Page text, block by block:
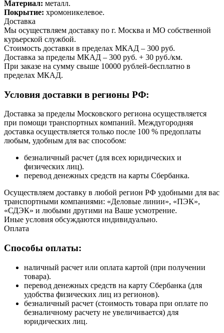
Материал: металл.
Покрытие: хромоникелевое.
Доставка
Мы осуществляем доставку по г. Москва и МО собственной
курьерской службой.
Стоимость доставки в пределах МКАД – 300 руб.
Доставка за пределы МКАД – 300 руб. + 30 руб./км.
При заказе на сумму свыше 10000 рублей-бесплатно в
пределах МКАД.
Условия доставки в регионы РФ:
Доставка за пределы Московского региона осуществляется
при помощи транспортных компаний. Междугородняя
доставка осуществляется только после 100 % предоплаты
любым, удобным для вас способом:
безналичный расчет (для всех юридических и
физических лиц).
перевод денежных средств на карты Сбербанка.
Осуществляем доставку в любой регион РФ удобными для вас
транспортными компаниями: «Деловые линии», «ПЭК»,
«СДЭК» и любыми другими на Ваше усмотрение.
Иные условия обсуждаются индивидуально.
Оплата
Способы оплаты:
наличный расчет или оплата картой (при получении
товара).
перевод денежных средств на карту Сбербанка (для
удобства физических лиц из регионов).
безналичный расчет (стоимость товара при оплате по
безналичному расчету не увеличивается) для
юридических лиц.